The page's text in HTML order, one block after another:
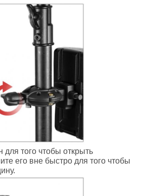
для того чтобы открыть
его вне быстро для того чтобы